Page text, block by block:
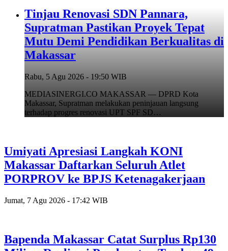
Tinjau Renovasi SDN Pannara,
Supratman Pastikan Proyek Tepat
Mutu Demi Pendidikan Berkualitas di
Makassar
Rabu, 5 Agu 2026 - 19:50 WIB
MEDIASINERGI.CO MAKASSAR — DPRD Kota
Makassar, Supratman melakukan peninjauan langsung
terhadap progres renovasi UPT SPF SD…
Umiyati Apresiasi Langkah KONI
Makassar Daftarkan Seluruh Atlet
PORPROV ke BPJS Ketenagakerjaan
Jumat, 7 Agu 2026 - 17:42 WIB
Bapenda Makassar Catat Surplus Rp130